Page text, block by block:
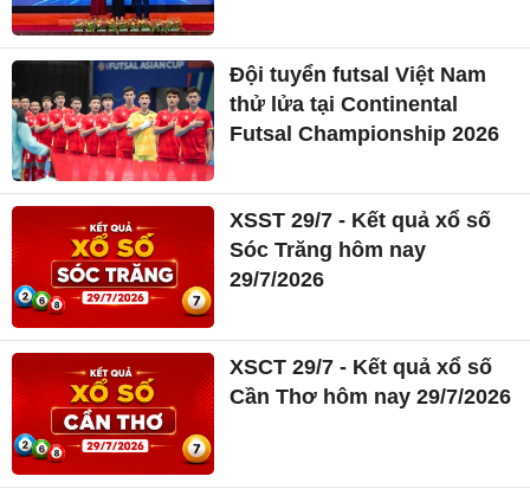
Đội tuyển futsal Việt Nam
thử lửa tại Continental
Futsal Championship 2026
XSST 29/7 - Kết quả xổ số
Sóc Trăng hôm nay
29/7/2026
XSCT 29/7 - Kết quả xổ số
Cần Thơ hôm nay 29/7/2026